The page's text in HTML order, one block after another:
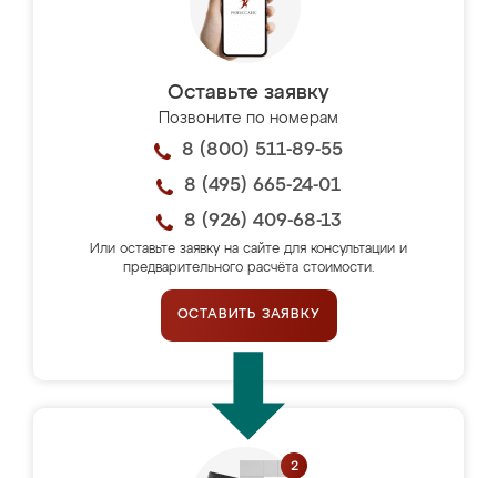
Оставьте заявку
Позвоните по номерам
8 (800) 511-89-55
8 (495) 665-24-01
8 (926) 409-68-13
Или оставьте заявку на сайте для консультации и
предварительного расчёта стоимости.
ОСТАВИТЬ ЗАЯВКУ